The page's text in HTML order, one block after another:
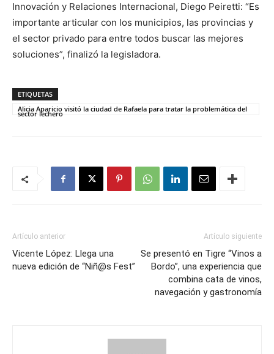
Innovación y Relaciones Internacional, Diego Peiretti: “Es
importante articular con los municipios, las provincias y
el sector privado para entre todos buscar las mejores
soluciones”, finalizó la legisladora.
ETIQUETAS
Alicia Aparicio visitó la ciudad de Rafaela para tratar la problemática del
sector lechero
Artículo anterior
Vicente López: Llega una
nueva edición de “Niñ@s Fest”
Artículo siguiente
Se presentó en Tigre “Vinos a
Bordo”, una experiencia que
combina cata de vinos,
navegación y gastronomía